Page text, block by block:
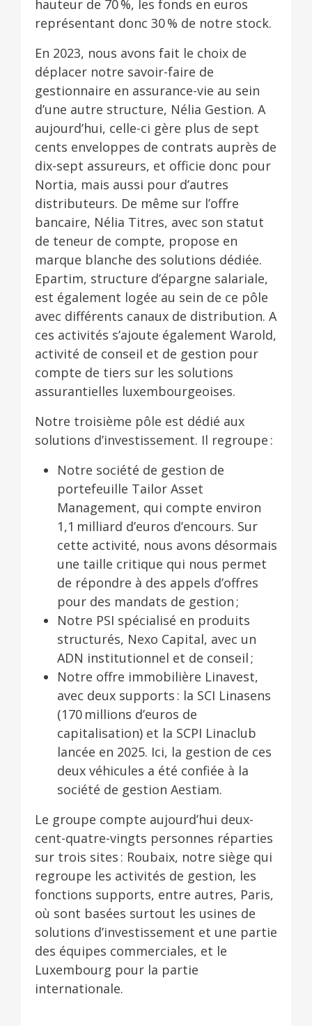
hauteur de 70 %, les fonds en euros
représentant donc 30 % de notre stock.
En 2023, nous avons fait le choix de
déplacer notre savoir-faire de
gestionnaire en assurance-vie au sein
d’une autre structure, Nélia Gestion. A
aujourd’hui, celle-ci gère plus de sept
cents enveloppes de contrats auprès de
dix-sept assureurs, et officie donc pour
Nortia, mais aussi pour d’autres
distributeurs. De même sur l’offre
bancaire, Nélia Titres, avec son statut
de teneur de compte, propose en
marque blanche des solutions dédiée.
Epartim, structure d’épargne salariale,
est également logée au sein de ce pôle
avec différents canaux de distribution. A
ces activités s’ajoute également Warold,
activité de conseil et de gestion pour
compte de tiers sur les solutions
assurantielles luxembourgeoises.
Notre troisième pôle est dédié aux
solutions d’investissement. Il regroupe :
Notre société de gestion de
portefeuille Tailor Asset
Management, qui compte environ
1,1 milliard d’euros d’encours. Sur
cette activité, nous avons désormais
une taille critique qui nous permet
de répondre à des appels d’offres
pour des mandats de gestion ;
Notre PSI spécialisé en produits
structurés, Nexo Capital, avec un
ADN institutionnel et de conseil ;
Notre offre immobilière Linavest,
avec deux supports : la SCI Linasens
(170 millions d’euros de
capitalisation) et la SCPI Linaclub
lancée en 2025. Ici, la gestion de ces
deux véhicules a été confiée à la
société de gestion Aestiam.
Le groupe compte aujourd’hui deux-
cent-quatre-vingts personnes réparties
sur trois sites : Roubaix, notre siège qui
regroupe les activités de gestion, les
fonctions supports, entre autres, Paris,
où sont basées surtout les usines de
solutions d’investissement et une partie
des équipes commerciales, et le
Luxembourg pour la partie
internationale.